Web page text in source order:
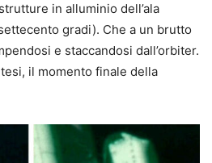
in alluminio dell’ala
gradi). Che a un brutto
e staccandosi dall’orbiter.
il momento finale della